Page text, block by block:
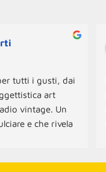
tutti i gusti, dai
art
vintage. Un
e che rivela